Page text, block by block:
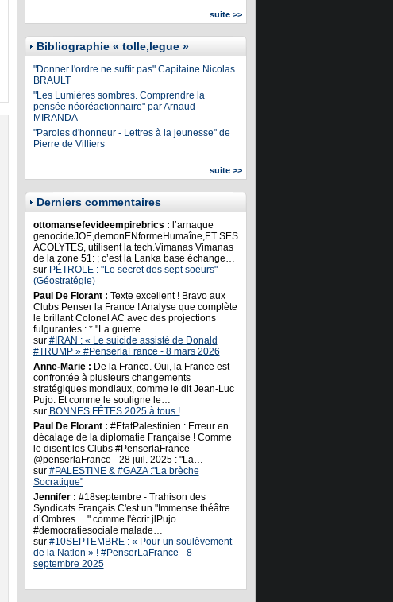
suite >>
Bibliographie « tolle,legue »
"Donner l'ordre ne suffit pas" Capitaine Nicolas
BRAULT
"Les Lumières sombres. Comprendre la
pensée néoréactionnaire" par Arnaud
MIRANDA
"Paroles d'honneur - Lettres à la jeunesse" de
Pierre de Villiers
suite >>
Derniers commentaires
ottomansefevideempirebrics : l’arnaque
genocideJOE,demonENformeHumaîne,ET SES
ACOLYTES, utilisent la tech.Vimanas Vimanas
de la zone 51: ; c’est là Lanka base échange…
sur PÉTROLE : "Le secret des sept soeurs"
(Géostratégie)
Paul De Florant : Texte excellent ! Bravo aux
Clubs Penser la France ! Analyse que complète
le brillant Colonel AC avec des projections
fulgurantes : * "La guerre…
sur #IRAN : « Le suicide assisté de Donald
#TRUMP » #PenserlaFrance - 8 mars 2026
Anne-Marie : De la France. Oui, la France est
confrontée à plusieurs changements
stratégiques mondiaux, comme le dit Jean-Luc
Pujo. Et comme le souligne le…
sur BONNES FÊTES 2025 à tous !
Paul De Florant : #EtatPalestinien : Erreur en
décalage de la diplomatie Française ! Comme
le disent les Clubs #PenserlaFrance
@penserlaFrance - 28 juil. 2025 : "La…
sur #PALESTINE & #GAZA :"La brèche
Socratique"
Jennifer : #18septembre - Trahison des
Syndicats Français C'est un "Immense théâtre
d’Ombres …" comme l'écrit jlPujo ...
#democratiesociale malade…
sur #10SEPTEMBRE : « Pour un soulèvement
de la Nation » ! #PenserLaFrance - 8
septembre 2025